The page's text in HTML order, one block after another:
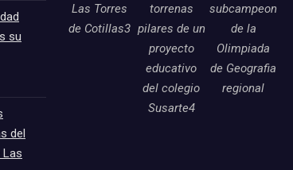
su
del
Las Torres
de Cotillas3
torrenas
pilares de un
proyecto
educativo
del colegio
Susarte4
subcampeon
de la
Olimpiada
de Geografia
regional